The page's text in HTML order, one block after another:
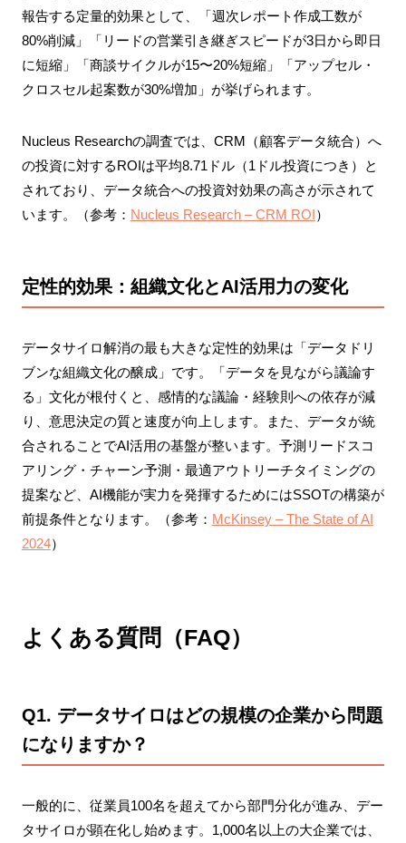
報告する定量的効果として、「週次レポート作成工数が
80%削減」「リードの営業引き継ぎスピードが3日から即日
に短縮」「商談サイクルが15〜20%短縮」「アップセル・
クロスセル起案数が30%増加」が挙げられます。
Nucleus Researchの調査では、CRM（顧客データ統合）へ
の投資に対するROIは平均8.71ドル（1ドル投資につき）と
されており、データ統合への投資対効果の高さが示されて
います。（参考： Nucleus Research – CRM ROI）
定性的効果：組織文化とAI活用力の変化
データサイロ解消の最も大きな定性的効果は「データドリ
ブンな組織文化の醸成」です。「データを見ながら議論す
る」文化が根付くと、感情的な議論・経験則への依存が減
り、意思決定の質と速度が向上します。また、データが統
合されることでAI活用の基盤が整います。予測リードスコ
アリング・チャーン予測・最適アウトリーチタイミングの
提案など、AI機能が実力を発揮するためにはSSOTの構築が
前提条件となります。（参考： McKinsey – The State of AI
2024）
よくある質問（FAQ）
Q1. データサイロはどの規模の企業から問題
になりますか？
一般的に、従業員100名を超えてから部門分化が進み、デー
タサイロが顕在化し始めます。1,000名以上の大企業では、